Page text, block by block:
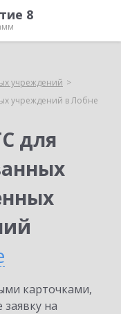
8
учреждений
учреждений в Лобне
для
карточками,
на